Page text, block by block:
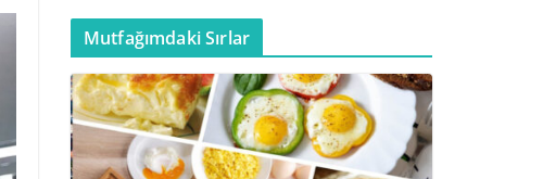
Mutfağımdaki Sırlar